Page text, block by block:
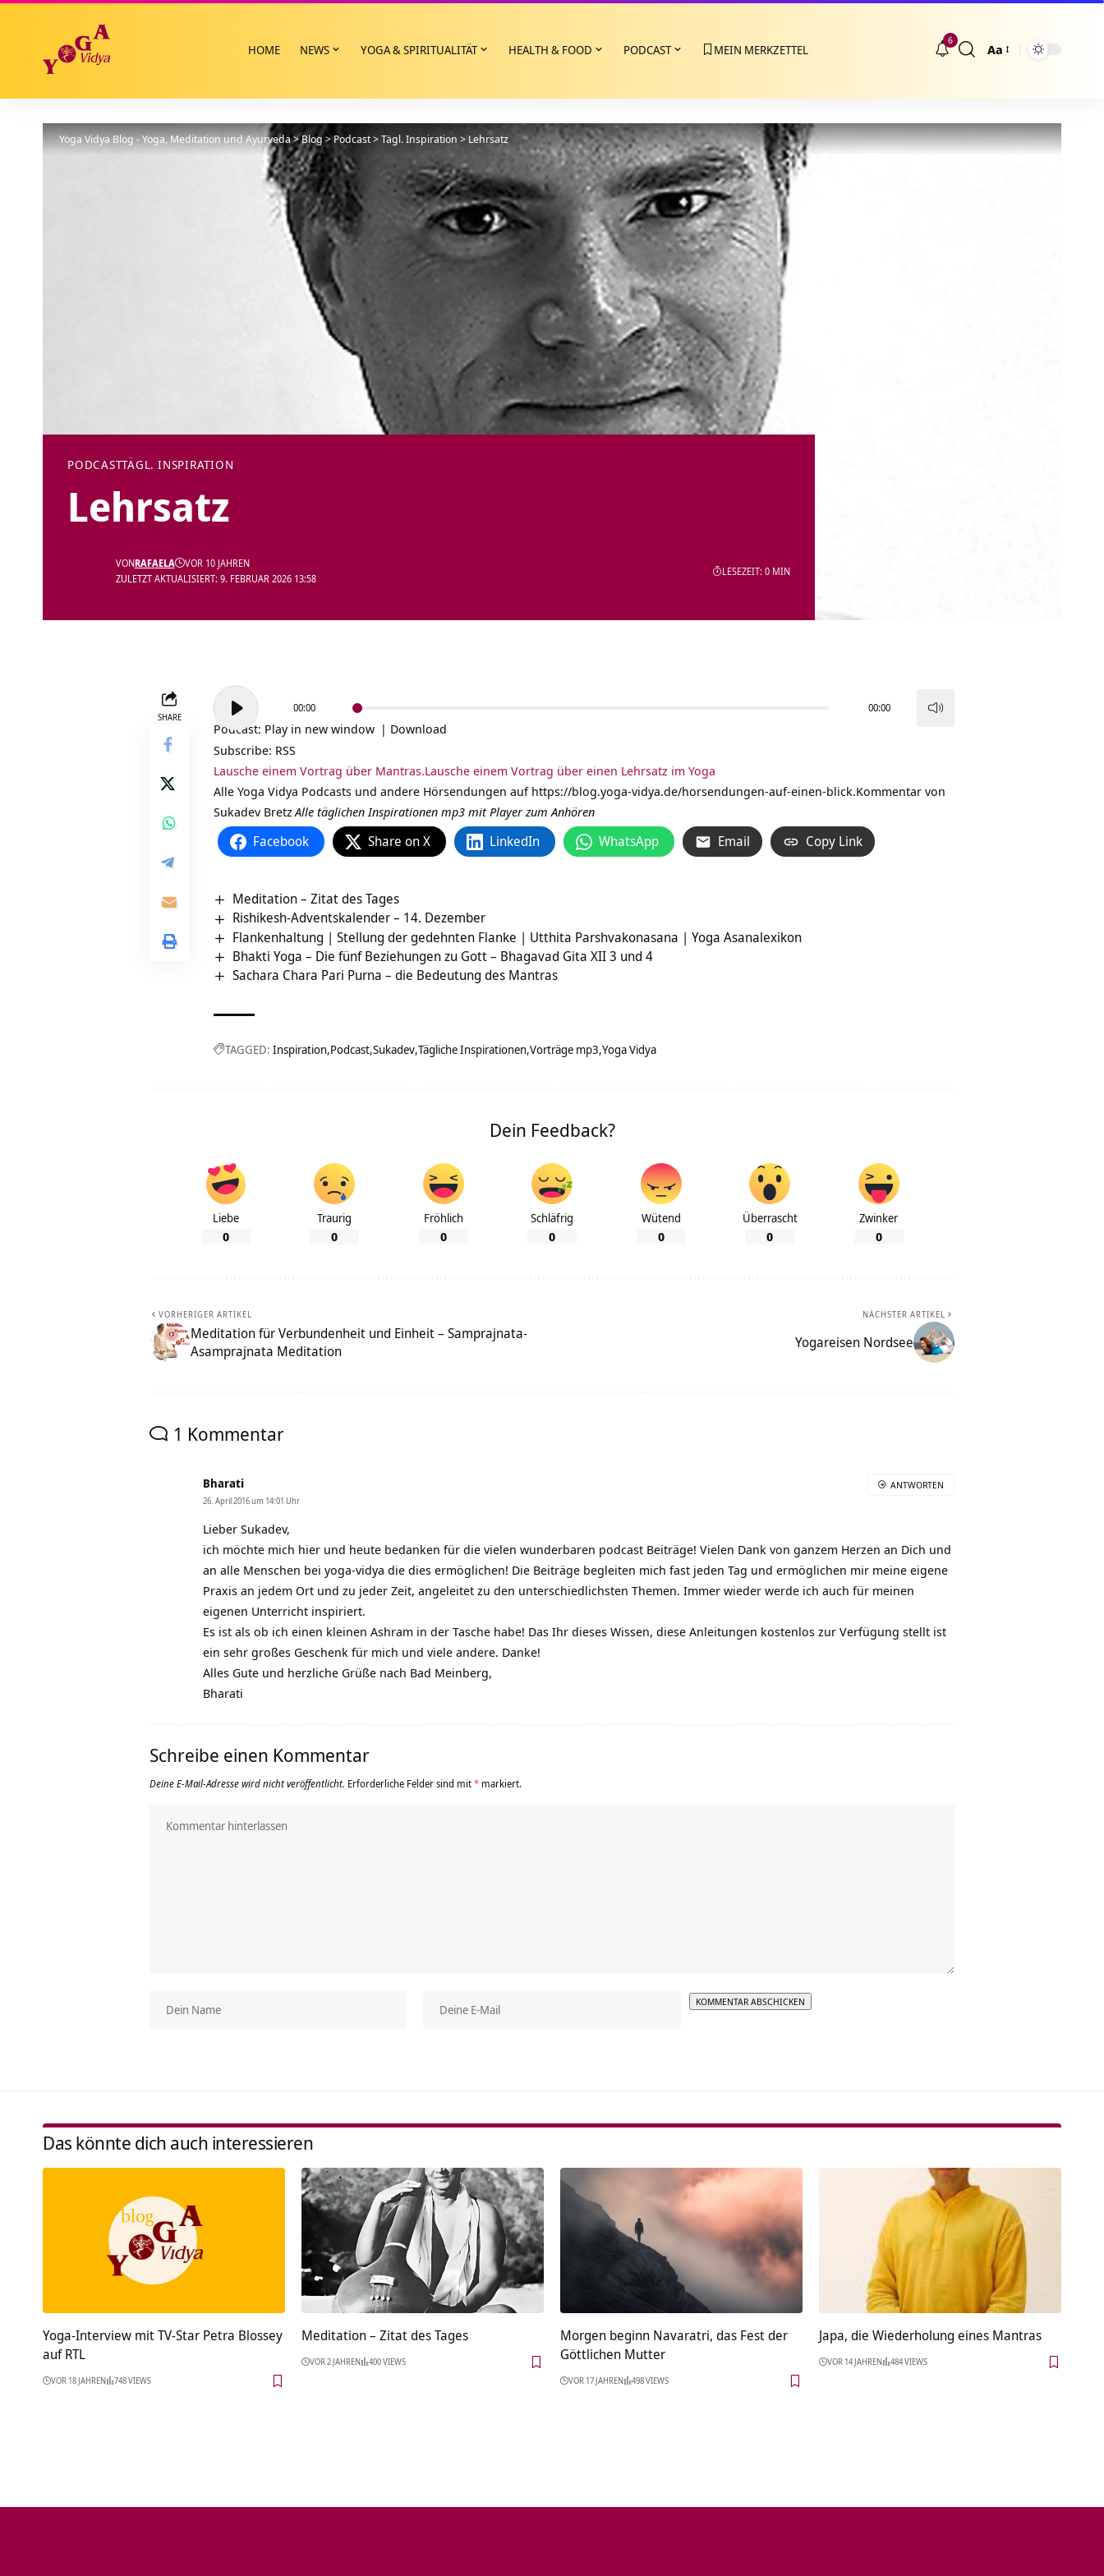
HOME NEWS YOGA & SPIRITUALITÄT HEALTH & FOOD PODCAST MEIN MERKZETTEL
6
Größenänderung
Aa
Yoga Vidya Blog - Yoga, Meditation und Ayurveda>Blog>Podcast>Tägl. Inspiration > Lehrsatz
PODCASTTÄGL. INSPIRATION
Lehrsatz
ZULETZT AKTUALISIERT: 9. FEBRUAR 2026 13:58
VONRAFAELA VOR 10 JAHREN
LESEZEIT: 0 MIN
SHARE
Audio-
Player
00:00 00:00
Podcast: Play in new window | Download
Subscribe: RSS
Lausche einem Vortrag über Mantras.Lausche einem Vortrag über einen Lehrsatz im Yoga
Alle Yoga Vidya Podcasts und andere Hörsendungen auf https://blog.yoga-vidya.de/horsendungen-auf-einen-blick.Kommentar von
Sukadev BretzAlle täglichen Inspirationen mp3 mit Player zum Anhören
Facebook Share on X LinkedIn WhatsApp Email Copy Link
Meditation – Zitat des Tages
Rishikesh-Adventskalender – 14. Dezember
Flankenhaltung | Stellung der gedehnten Flanke | Utthita Parshvakonasana | Yoga Asanalexikon
Bhakti Yoga – Die fünf Beziehungen zu Gott – Bhagavad Gita XII 3 und 4
Sachara Chara Pari Purna – die Bedeutung des Mantras
TAGGED: Inspiration Podcast Sukadev Tägliche Inspirationen Vorträge mp3 Yoga Vidya
Dein Feedback?
Liebe
0
Traurig
0
Fröhlich
0
Schläfrig
0
Wütend
0
Überrascht
0
Zwinker
0
VORHERIGER ARTIKEL
Meditation für Verbundenheit und Einheit – Samprajnata-
Asamprajnata Meditation
NÄCHSTER ARTIKEL
Yogareisen Nordsee
1 Kommentar
Bharati
26. April 2016 um 14:01 Uhr
Lieber Sukadev,
ich möchte mich hier und heute bedanken für die vielen wunderbaren podcast Beiträge! Vielen Dank von ganzem Herzen an Dich und
an alle Menschen bei yoga-vidya die dies ermöglichen! Die Beiträge begleiten mich fast jeden Tag und ermöglichen mir meine eigene
Praxis an jedem Ort und zu jeder Zeit, angeleitet zu den unterschiedlichsten Themen. Immer wieder werde ich auch für meinen
eigenen Unterricht inspiriert.
Es ist als ob ich einen kleinen Ashram in der Tasche habe! Das Ihr dieses Wissen, diese Anleitungen kostenlos zur Verfügung stellt ist
ein sehr großes Geschenk für mich und viele andere. Danke!
Alles Gute und herzliche Grüße nach Bad Meinberg,
Bharati
ANTWORTEN
Schreibe einen Kommentar
Deine E-Mail-Adresse wird nicht veröffentlicht. Erforderliche Felder sind mit* markiert.
Das könnte dich auch interessieren
Yoga-Interview mit TV-Star Petra Blossey
auf RTL
VOR 18 JAHREN 748 VIEWS
Meditation – Zitat des Tages
VOR 2 JAHREN 400 VIEWS
Morgen beginn Navaratri, das Fest der
Göttlichen Mutter
VOR 17 JAHREN 498 VIEWS
Japa, die Wiederholung eines Mantras
VOR 14 JAHREN 484 VIEWS